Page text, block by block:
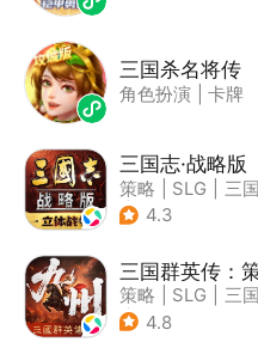
三国杀名将传
角色扮演 卡牌
三国志·战略版
策略 SLG
三国
| 三国志
4.3
策略 SLG
三国
| 写实
4.8